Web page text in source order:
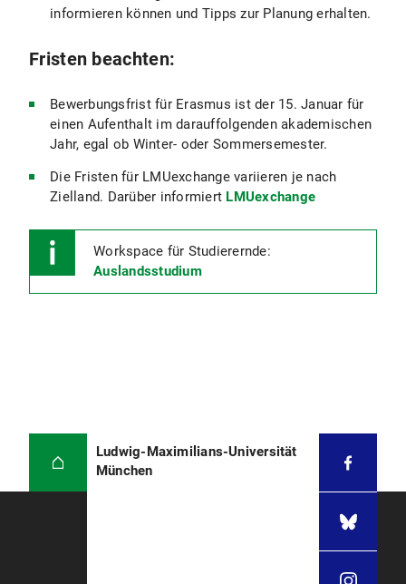
informieren können und Tipps zur Planung erhalten.
Fristen beachten:
Bewerbungsfrist für Erasmus ist der 15. Januar für
einen Aufenthalt im darauffolgenden akademischen
Jahr, egal ob Winter- oder Sommersemester.
Die Fristen für LMUexchange variieren je nach
Zielland. Darüber informiert LMUexchange
Workspace für Studierernde:
Auslandsstudium
Ludwig-Maximilians-Universität
München